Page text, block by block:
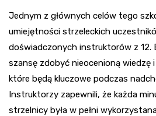
Jednym z głównych celów tego
umiejętności strzeleckich
doświadczonych instruktorów z 12.
szansę zdobyć nieocenioną wiedzę
które będą kluczowe podczas
Instruktorzy zapewnili, że każda
strzelnicy była w pełni